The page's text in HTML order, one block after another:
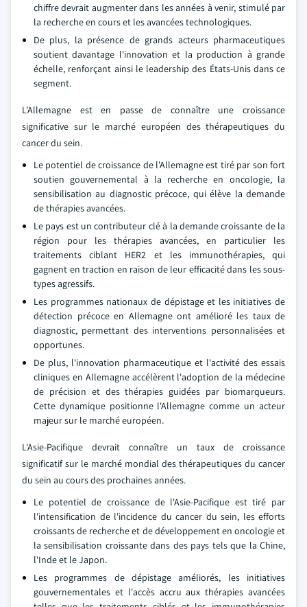
chiffre devrait augmenter dans les années à venir, stimulé par
la recherche en cours et les avancées technologiques.
De plus, la présence de grands acteurs pharmaceutiques
soutient davantage l'innovation et la production à grande
échelle, renforçant ainsi le leadership des États-Unis dans ce
segment.
L'Allemagne est en passe de connaître une croissance
significative sur le marché européen des thérapeutiques du
cancer du sein.
Le potentiel de croissance de l'Allemagne est tiré par son fort
soutien gouvernemental à la recherche en oncologie, la
sensibilisation au diagnostic précoce, qui élève la demande
de thérapies avancées.
Le pays est un contributeur clé à la demande croissante de la
région pour les thérapies avancées, en particulier les
traitements ciblant HER2 et les immunothérapies, qui
gagnent en traction en raison de leur efficacité dans les sous-
types agressifs.
Les programmes nationaux de dépistage et les initiatives de
détection précoce en Allemagne ont amélioré les taux de
diagnostic, permettant des interventions personnalisées et
opportunes.
De plus, l'innovation pharmaceutique et l'activité des essais
cliniques en Allemagne accélèrent l'adoption de la médecine
de précision et des thérapies guidées par biomarqueurs.
Cette dynamique positionne l'Allemagne comme un acteur
majeur sur le marché européen.
L'Asie-Pacifique devrait connaître un taux de croissance
significatif sur le marché mondial des thérapeutiques du cancer
du sein au cours des prochaines années.
Le potentiel de croissance de l'Asie-Pacifique est tiré par
l'intensification de l'incidence du cancer du sein, les efforts
croissants de recherche et de développement en oncologie et
la sensibilisation croissante dans des pays tels que la Chine,
l'Inde et le Japon.
Les programmes de dépistage améliorés, les initiatives
gouvernementales et l'accès accru aux thérapies avancées